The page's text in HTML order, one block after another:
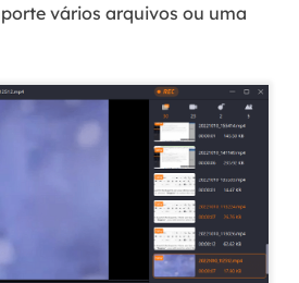
vários arquivos ou uma